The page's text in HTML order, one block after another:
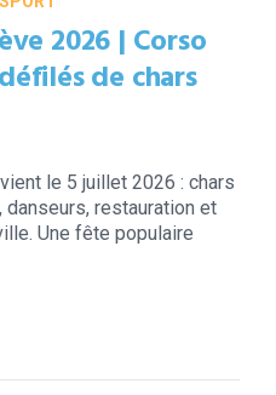
2026 | Corso
de chars
le 5 juillet 2026 : chars
restauration et
Une fête populaire